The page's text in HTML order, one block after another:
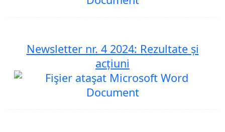
Newsletter nr. 4 2024: Rezultate și
acțiuni